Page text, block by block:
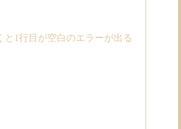
と1行目が空白のエラーが出る